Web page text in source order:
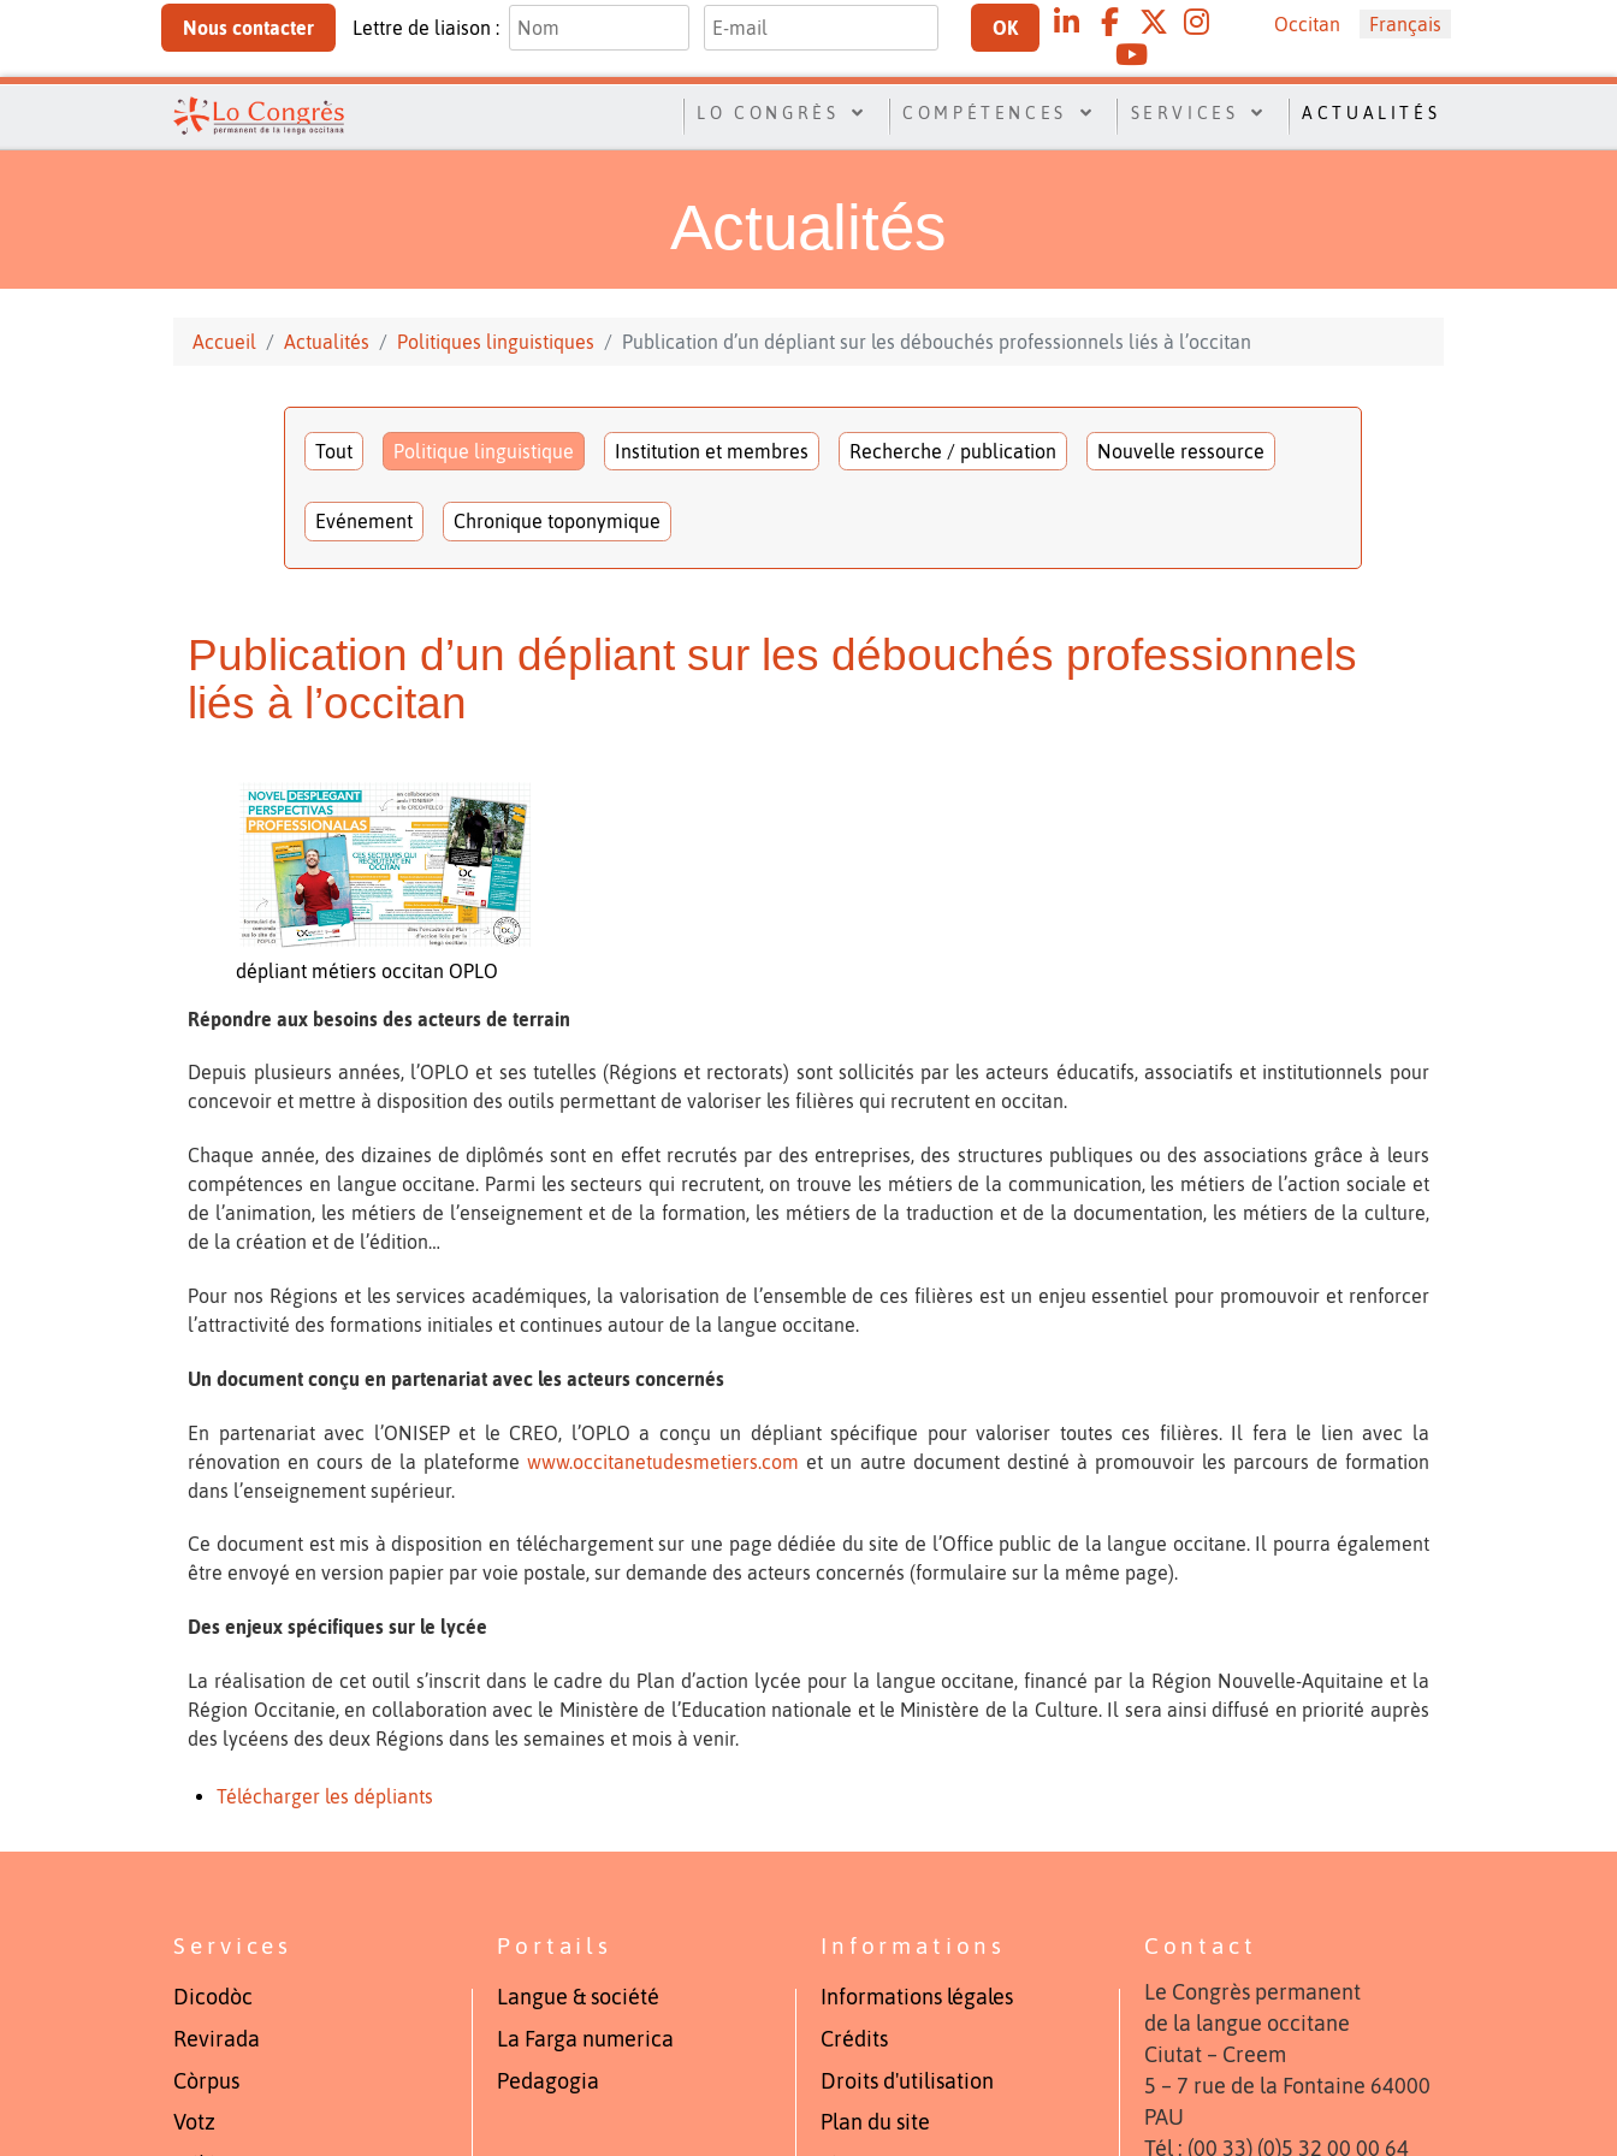
Nous contacter Lettre de liaison : OK Sélectionnez votre langue
Occitan Français
LO CONGRÈS COMPÉTENCES SERVICES ACTUALITÉS
Actualités
Accueil Actualités Politiques linguistiques Publication d’un dépliant sur les débouchés professionnels liés à l’occitan
Tout Politique linguistique Institution et membres Recherche / publication Nouvelle ressource
Evénement Chronique toponymique
Publication d’un dépliant sur les débouchés professionnels
liés à l’occitan
dépliant métiers occitan OPLO
Répondre aux besoins des acteurs de terrain
Depuis plusieurs années, l’OPLO et ses tutelles (Régions et rectorats) sont sollicités par les acteurs éducatifs, associatifs et institutionnels pour
concevoir et mettre à disposition des outils permettant de valoriser les filières qui recrutent en occitan.
Chaque année, des dizaines de diplômés sont en effet recrutés par des entreprises, des structures publiques ou des associations grâce à leurs
compétences en langue occitane. Parmi les secteurs qui recrutent, on trouve les métiers de la communication, les métiers de l’action sociale et
de l’animation, les métiers de l’enseignement et de la formation, les métiers de la traduction et de la documentation, les métiers de la culture,
de la création et de l’édition…
Pour nos Régions et les services académiques, la valorisation de l’ensemble de ces filières est un enjeu essentiel pour promouvoir et renforcer
l’attractivité des formations initiales et continues autour de la langue occitane.
Un document conçu en partenariat avec les acteurs concernés
En partenariat avec l’ONISEP et le CREO, l’OPLO a conçu un dépliant spécifique pour valoriser toutes ces filières. Il fera le lien avec la
rénovation en cours de la plateformewww.occitanetudesmetiers.com et un autre document destiné à promouvoir les parcours de formation
dans l’enseignement supérieur.
Ce document est mis à disposition en téléchargement sur une page dédiée du site de l’Office public de la langue occitane. Il pourra également
être envoyé en version papier par voie postale, sur demande des acteurs concernés (formulaire sur la même page).
Des enjeux spécifiques sur le lycée
La réalisation de cet outil s’inscrit dans le cadre du Plan d’action lycée pour la langue occitane, financé par la Région Nouvelle-Aquitaine et la
Région Occitanie, en collaboration avec le Ministère de l’Education nationale et le Ministère de la Culture. Il sera ainsi diffusé en priorité auprès
des lycéens des deux Régions dans les semaines et mois à venir.
Télécharger les dépliants
Services
Dicodòc
Revirada
Còrpus
Votz
Portails
Langue & société
La Farga numerica
Pedagogia
Informations
Informations légales
Crédits
Droits d'utilisation
Plan du site
Contact
Le Congrès permanent
de la langue occitane
Ciutat – Creem
5 – 7 rue de la Fontaine 64000
PAU
Tél : (00 33) (0)5 32 00 00 64